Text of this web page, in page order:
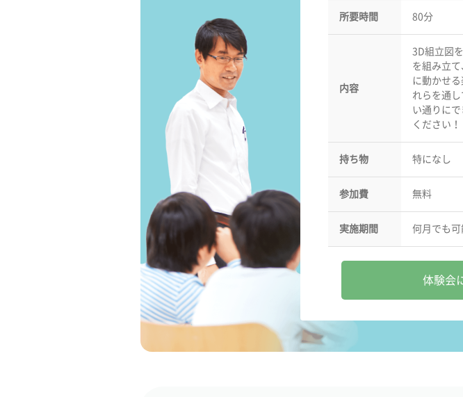
所要時間 80分
内容
3D組立図
を組み立
に動かせ
れらを通
い通りに
ください！
持ち物 特になし
参加費 無料
実施期間 何月でも可
体験会